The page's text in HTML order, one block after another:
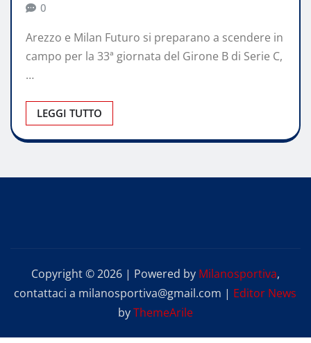
0
Arezzo e Milan Futuro si preparano a scendere in
campo per la 33ª giornata del Girone B di Serie C,
…
LEGGI TUTTO
Copyright © 2026 | Powered by Milanosportiva,
contattaci a milanosportiva@gmail.com | Editor News
byThemeArile